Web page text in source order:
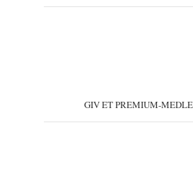
GIV ET PREMIUM-